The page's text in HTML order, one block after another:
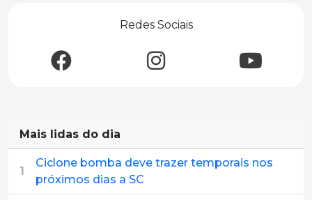
Redes Sociais
Mais lidas do dia
1
Ciclone bomba deve trazer temporais nos
próximos dias a SC